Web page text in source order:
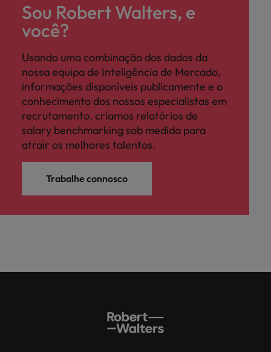
Sou Robert Walters, e
você?
Usando uma combinação dos dados da
nossa equipa de Inteligência de Mercado,
informações disponíveis publicamente e o
conhecimento dos nossos especialistas em
recrutamento, criamos relatórios de
salary benchmarking sob medida para
atrair os melhores talentos.
Trabalhe connosco